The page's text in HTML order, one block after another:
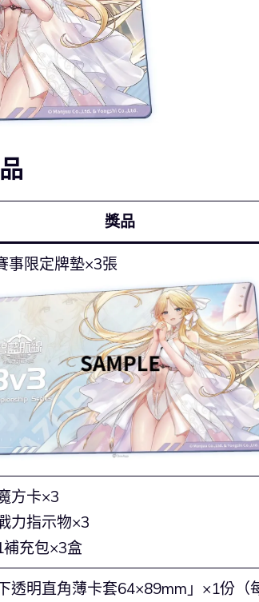
獎品
事限定牌墊×3張
方卡×3
力指示物×3
補充包×3盒
下透明直角薄卡套64×89mm」×1份（